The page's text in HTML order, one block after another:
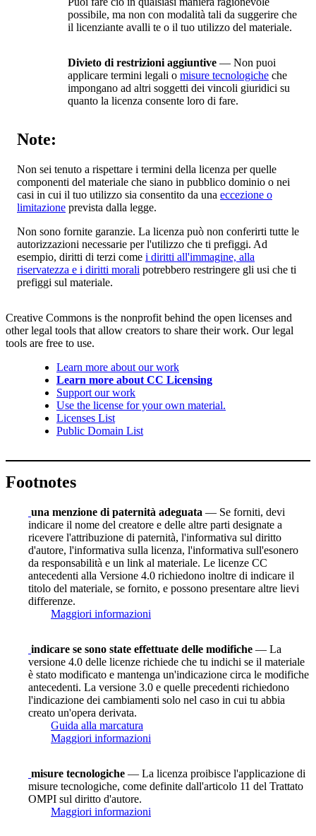
possibile, ma non con modalità tali da suggerire che
il licenziante avalli te o il tuo utilizzo del materiale.
Divieto di restrizioni aggiuntive — Non puoi
applicare termini legali o misure tecnologiche che
impongano ad altri soggetti dei vincoli giuridici su
quanto la licenza consente loro di fare.
Note:
Non sei tenuto a rispettare i termini della licenza per quelle
componenti del materiale che siano in pubblico dominio o nei
casi in cui il tuo utilizzo sia consentito da una eccezione o
limitazione prevista dalla legge.
Non sono fornite garanzie. La licenza può non conferirti tutte le
autorizzazioni necessarie per l'utilizzo che ti prefiggi. Ad
esempio, diritti di terzi come i diritti all'immagine, alla
riservatezza e i diritti morali potrebbero restringere gli usi che ti
prefiggi sul materiale.
Creative Commons is the nonprofit behind the open licenses and
other legal tools that allow creators to share their work. Our legal
tools are free to use.
Learn more about our work
Learn more about CC Licensing
Support our work
Use the license for your own material.
Licenses List
Public Domain List
Footnotes
una menzione di paternità adeguata — Se forniti, devi
indicare il nome del creatore e delle altre parti designate a
ricevere l'attribuzione di paternità, l'informativa sul diritto
d'autore, l'informativa sulla licenza, l'informativa sull'esonero
da responsabilità e un link al materiale. Le licenze CC
antecedenti alla Versione 4.0 richiedono inoltre di indicare il
titolo del materiale, se fornito, e possono presentare altre lievi
differenze.
Maggiori informazioni
indicare se sono state effettuate delle modifiche — La
versione 4.0 delle licenze richiede che tu indichi se il materiale
è stato modificato e mantenga un'indicazione circa le modifiche
antecedenti. La versione 3.0 e quelle precedenti richiedono
l'indicazione dei cambiamenti solo nel caso in cui tu abbia
creato un'opera derivata.
Guida alla marcatura
Maggiori informazioni
misure tecnologiche — La licenza proibisce l'applicazione di
misure tecnologiche, come definite dall'articolo 11 del Trattato
OMPI sul diritto d'autore.
Maggiori informazioni